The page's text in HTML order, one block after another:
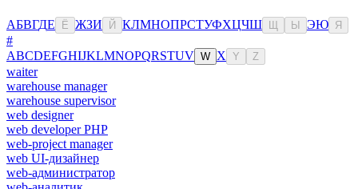
АБВГДЕ Ё ЖЗИ Й КЛМНОПРСТУФХЦЧШ Ы ЭЮ Я
#
ABCDEFGHIJKLMNOPQRSTUV W X Y Z
waiter
warehouse manager
warehouse supervisor
web designer
web developer PHP
web-project manager
web UI-дизайнер
web-администратор